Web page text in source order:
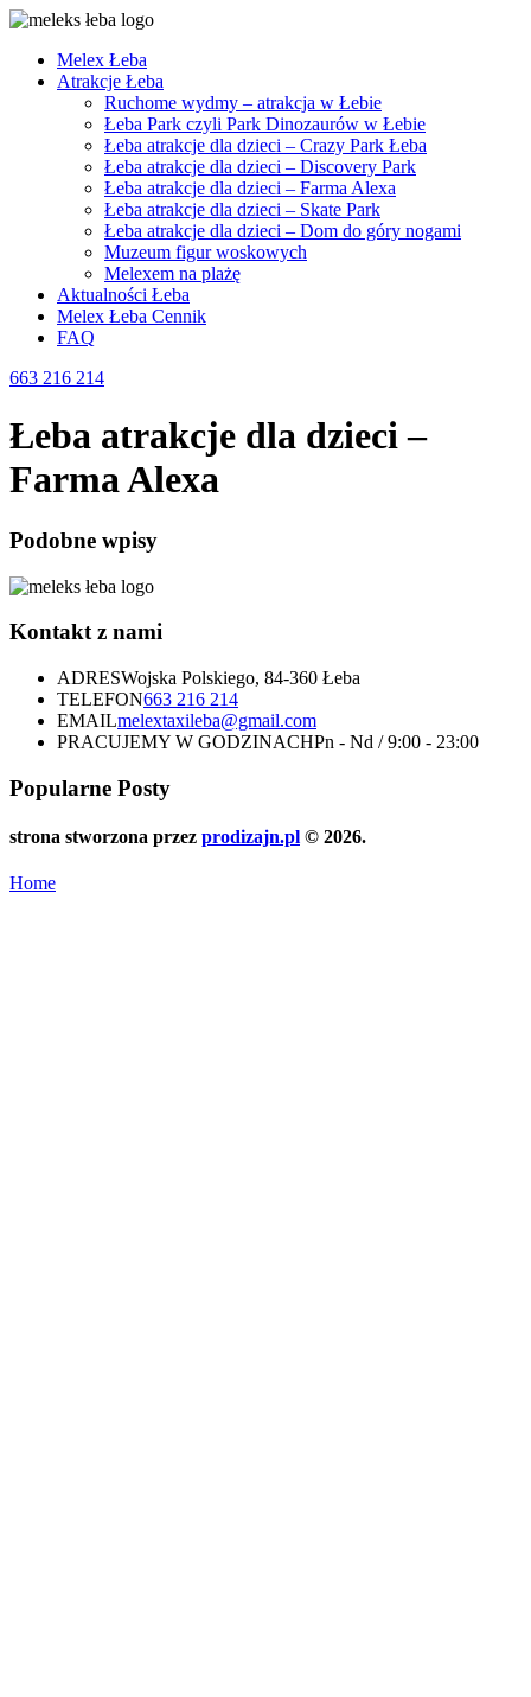
Melex Łeba
Atrakcje Łeba
Ruchome wydmy – atrakcja w Łebie
Łeba Park czyli Park Dinozaurów w Łebie
Łeba atrakcje dla dzieci – Crazy Park Łeba
Łeba atrakcje dla dzieci – Discovery Park
Łeba atrakcje dla dzieci – Farma Alexa
Łeba atrakcje dla dzieci – Skate Park
Łeba atrakcje dla dzieci – Dom do góry nogami
Muzeum figur woskowych
Melexem na plażę
Aktualności Łeba
Melex Łeba Cennik
FAQ
663 216 214
Łeba atrakcje dla dzieci –
Farma Alexa
Podobne wpisy
Kontakt z nami
ADRESWojska Polskiego, 84-360 Łeba
TELEFON663 216 214
EMAILmelextaxileba@gmail.com
PRACUJEMY W GODZINACHPn - Nd / 9:00 - 23:00
Popularne Posty
strona stworzona przez prodizajn.pl © 2026.
Home